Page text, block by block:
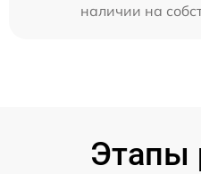
наличии на
Этапы